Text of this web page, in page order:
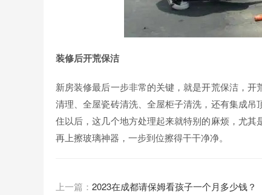
装修后开荒保洁
新房装修最后一步非常的关键，就是开荒保洁，
清理、全屋瓷砖清洗、全屋柜子清洗，还有集成
住以后，这几个地方处理起来就特别的麻烦，尤
再上擦玻璃神器，一步到位擦得干干净净。
上一篇： 2023在成都请保姆看孩子一个月多少钱？